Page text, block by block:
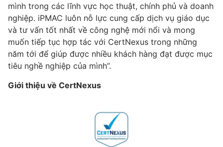
mình trong các lĩnh vực học thuật, chính phủ và doanh
nghiệp. iPMAC luôn nỗ lực cung cấp dịch vụ giáo dục
và tư vấn tốt nhất về công nghệ mới nổi và mong
muốn tiếp tục hợp tác với CertNexus trong những
năm tới để giúp được nhiều khách hàng đạt được mục
tiêu nghề nghiệp của mình”.
Giới thiệu về CertNexus